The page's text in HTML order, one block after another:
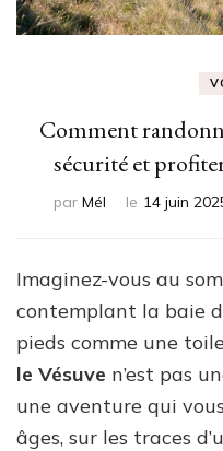
Comment
sécurité et
par Mél le 14 juin
Imaginez-vous au
contemplant la baie
pieds comme une
le Vésuve n’est pas
une aventure qui
âges, sur les traces